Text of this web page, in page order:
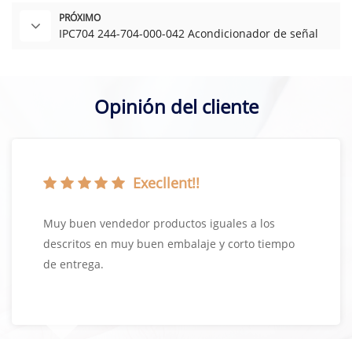
PRÓXIMO
IPC704 244-704-000-042 Acondicionador de señal
Opinión del cliente
Execllent!!
Muy buen vendedor productos iguales a los
descritos en muy buen embalaje y corto tiempo
de entrega.